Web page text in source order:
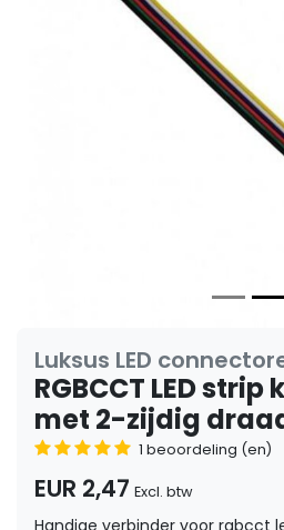
Luksus LED
RGBCCT LED
met 2-zijdig
1 beoordeling (en)
EUR 2,47 Excl. btw
Handige verbinder voor rgbcct